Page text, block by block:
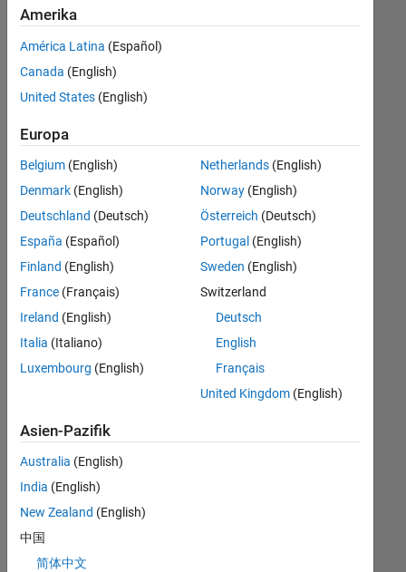
Marketing Communications
Marketing Services
Finance and Operations
Human Resources
Derzeit
es
keine
offenen
Stellen,
Ihren
Suchkriterien
entsprechen.
können
die
Suchkriterien
weiter
fassen
oder
alle
Stellenangebote
anzeigen .
noch
keine
offenen
Stellen
können,
die
Amerika
América Latina (Español)
Canada (English)
United States (English)
Europa
Belgium (English)
Denmark (English)
Deutschland (Deutsch)
España (Español)
Finland (English)
France (Français)
Ireland (English)
Italia (Italiano)
Luxembourg (English)
Netherlands(English)
Norway(English)
Österreich (Deutsch)
Portugal (English)
Sweden (English)
Switzerland
Deutsch
English
Français
United Kingdom(English)
Asien-Pazifik
Australia (English)
India (English)
New Zealand (English)
中国
简体中文